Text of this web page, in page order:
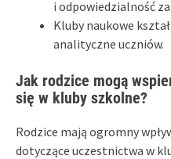
i odpowiedzialność
Kluby naukowe
analityczne uczniów.
Jak rodzice mogą
się w kluby szkolne?
Rodzice mają ogromny
dotyczące uczestnictwa w